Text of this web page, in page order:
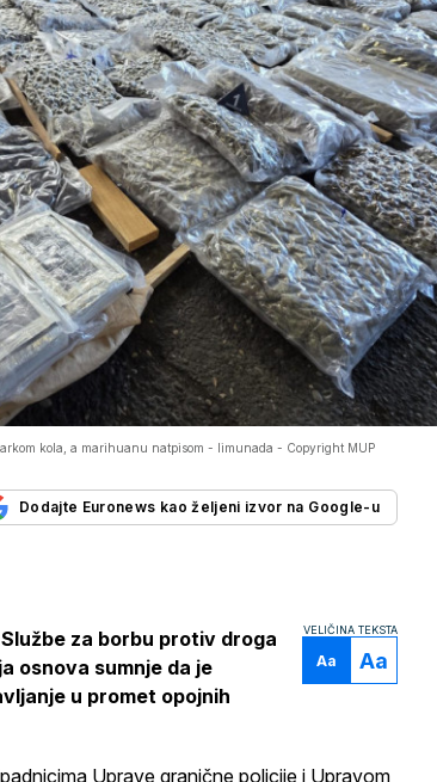
kola, a marihuanu natpisom - limunada - Copyright MUP
Dodajte Euronews kao željeni izvor na Google-u
VELIČINA TEKSTA
Aa Aa
za borbu protiv droga
osnova sumnje da je
u promet opojnih
Uprave granične policije i Upravom